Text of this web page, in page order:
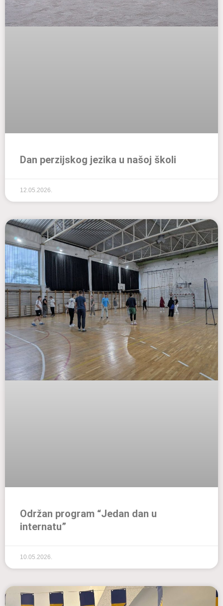
Dan perzijskog jezika u našoj školi
12.05.2026.
Održan program “Jedan dan u
internatu”
10.05.2026.